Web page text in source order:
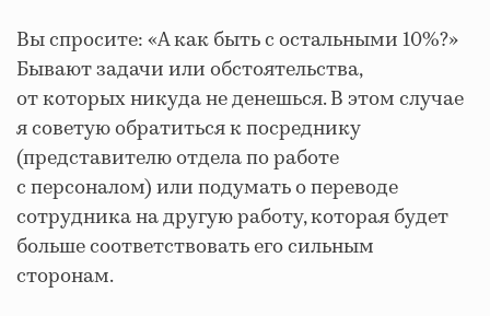
Вы спросите: «А как быть с остальными 10%?»
Бывают задачи или обстоятельства,
от которых никуда не денешься. В этом случае
я советую обратиться к посреднику
(представителю отдела по работе
с персоналом) или подумать о переводе
сотрудника на другую работу, которая будет
больше соответствовать его сильным
сторонам.